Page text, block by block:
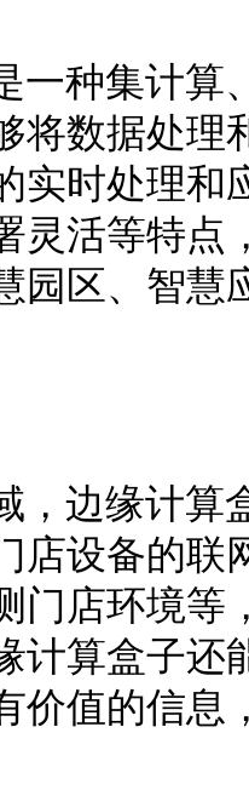
一种集计算
将数据处理
实时处理和
灵活等特点
园区、智慧
，边缘计算
店设备的联
门店环境等
计算盒子还
价值的信息